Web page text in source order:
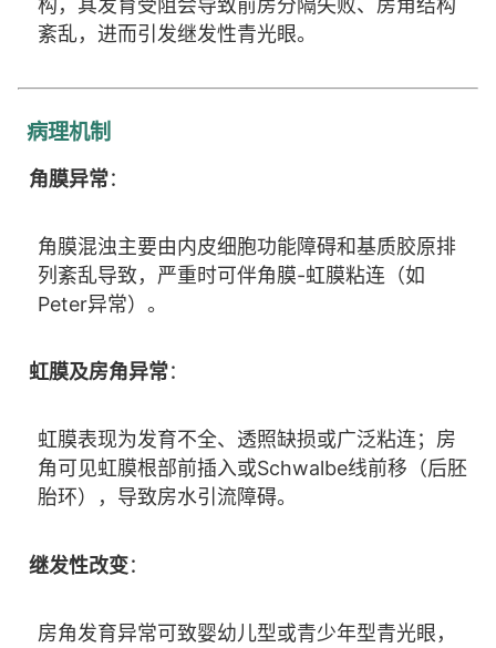
构，其发育受阻会导致前房分隔失败、房角结构
紊乱，进而引发继发性青光眼。
病理机制
角膜异常：
角膜混浊主要由内皮细胞功能障碍和基质胶原排
列紊乱导致，严重时可伴角膜-虹膜粘连（如
Peter异常）。
虹膜及房角异常：
虹膜表现为发育不全、透照缺损或广泛粘连；房
角可见虹膜根部前插入或Schwalbe线前移（后胚
胎环），导致房水引流障碍。
继发性改变：
房角发育异常可致婴幼儿型或青少年型青光眼，